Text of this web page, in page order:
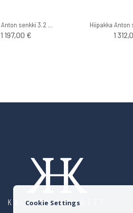
1 197,00 € 1
KALUSTE HEINOSET
Cookie Settings